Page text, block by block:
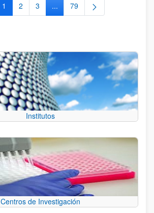
Página
1 Página
2 Página
3 ...Páginas intermedias Use TAB
Página
79
Institutos
Centros de Investigación